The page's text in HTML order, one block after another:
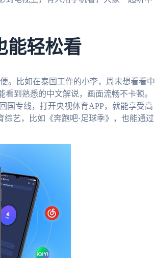
能轻松看
。比如在泰国工作的小李，周末想看看中
到熟悉的中文解说，画面流畅不卡顿。
国专线，打开央视体育APP，就能享受高
艺，比如《奔跑吧·足球季》，也能通过